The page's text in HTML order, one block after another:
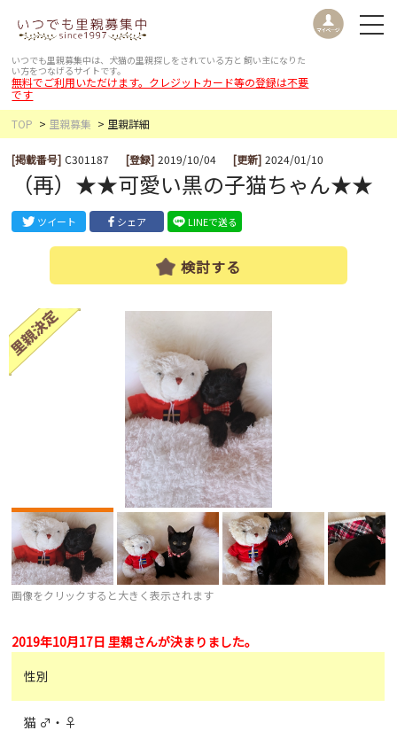
いつでも里親募集中は、犬猫の里親探しをされている方と 飼い主になりた
い方をつなげるサイトです。
無料でご利用いただけます。クレジットカード等の登録は不要
です
TOP
里親募集 里親詳細
[掲載番号] C301187 [登録] 2019/10/04 [更新] 2024/01/10
（再）★★可愛い黒の子猫ちゃん★★
ツイート シェア LINEで送る
検討する
画像をクリックすると大きく表示されます
2019年10月17日 里親さんが決まりました。
性別
猫 ♂・♀